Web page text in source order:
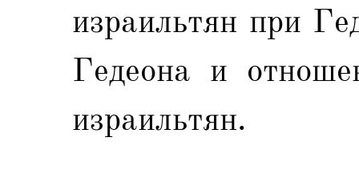
израильтян при
Гедеона и
израильтян.